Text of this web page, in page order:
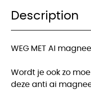
Description
WEG MET AI
Wordt je ook zo
deze anti ai